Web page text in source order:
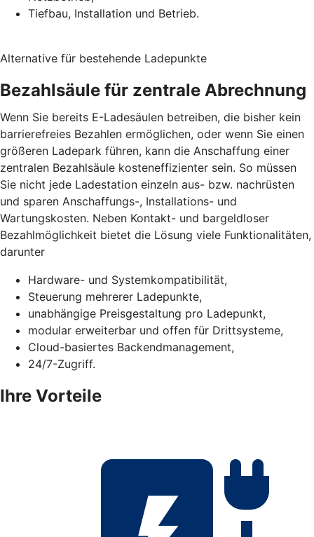
Tiefbau, Installation und Betrieb.
Alternative für bestehende Ladepunkte
Bezahlsäule für zentrale Abrechnung
Wenn Sie bereits E-Ladesäulen betreiben, die bisher kein
barrierefreies Bezahlen ermöglichen, oder wenn Sie einen
größeren Ladepark führen, kann die Anschaffung einer
zentralen Bezahlsäule kosteneffizienter sein. So müssen
Sie nicht jede Ladestation einzeln aus- bzw. nachrüsten
und sparen Anschaffungs-, Installations- und
Wartungskosten. Neben Kontakt- und bargeldloser
Bezahlmöglichkeit bietet die Lösung viele Funktionalitäten,
darunter
Hardware- und Systemkompatibilität,
Steuerung mehrerer Ladepunkte,
unabhängige Preisgestaltung pro Ladepunkt,
modular erweiterbar und offen für Drittsysteme,
Cloud-basiertes Backendmanagement,
24/7-Zugriff.
Ihre Vorteile